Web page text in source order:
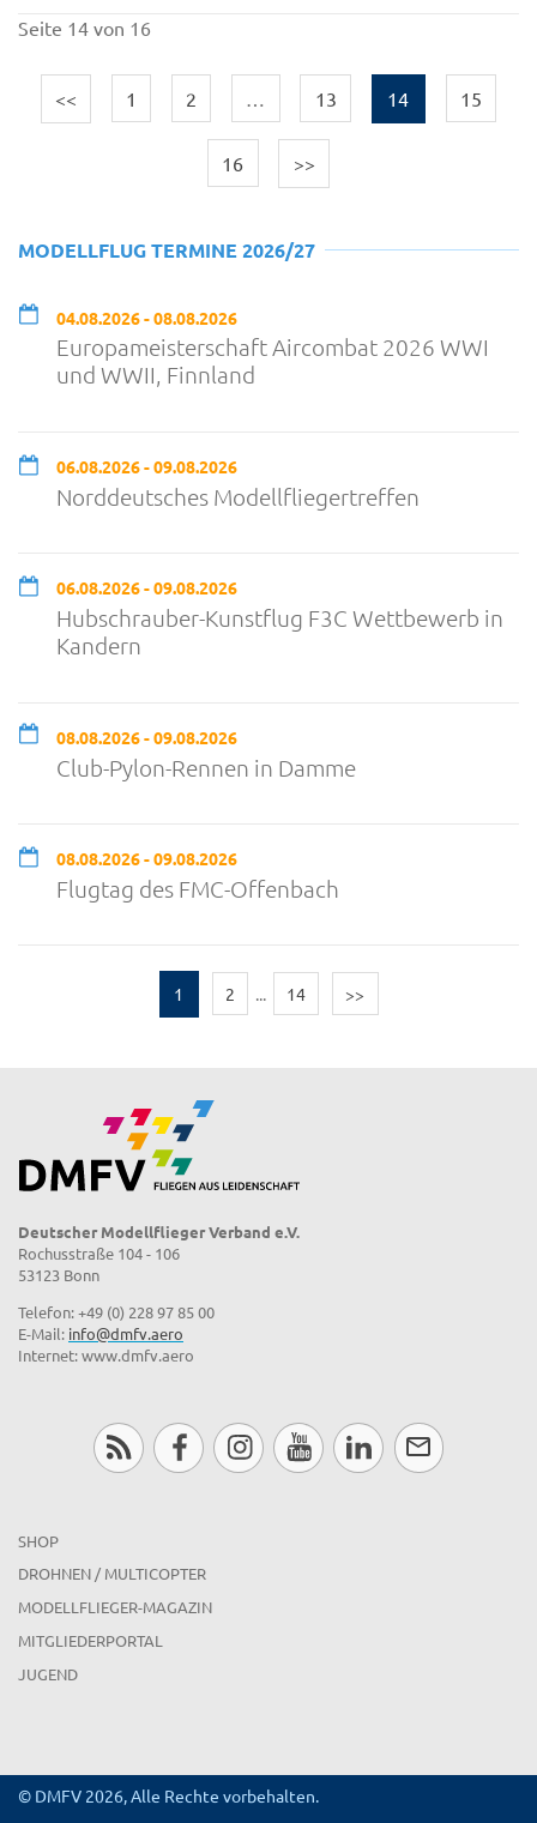
Seite 14 von 16
<< 1 2 … 13 14 15
16 >>
MODELLFLUG TERMINE 2026/27
04.08.2026 - 08.08.2026
Europameisterschaft Aircombat 2026 WWI
und WWII, Finnland
06.08.2026 - 09.08.2026
Norddeutsches Modellfliegertreffen
06.08.2026 - 09.08.2026
Hubschrauber-Kunstflug F3C Wettbewerb in
Kandern
08.08.2026 - 09.08.2026
Club-Pylon-Rennen in Damme
08.08.2026 - 09.08.2026
Flugtag des FMC-Offenbach
1 2 ... 14 >>
Deutscher Modellflieger Verband e.V.
Rochusstraße 104 - 106
53123 Bonn
Telefon: +49 (0) 228 97 85 00
E-Mail: info@dmfv.aero
Internet: www.dmfv.aero
SHOP
DROHNEN / MULTICOPTER
MODELLFLIEGER-MAGAZIN
MITGLIEDERPORTAL
JUGEND
© DMFV 2026, Alle Rechte vorbehalten.